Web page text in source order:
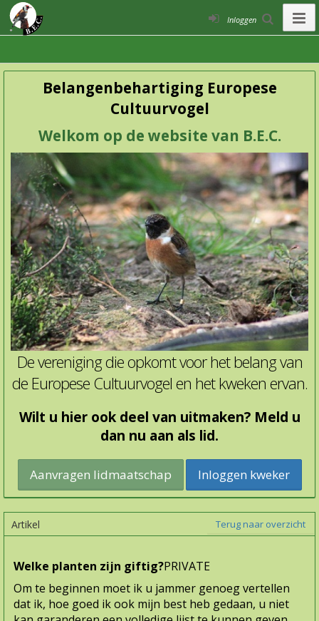
Inloggen
Belangenbehartiging Europese
Cultuurvogel
Welkom op de website van B.E.C.
De vereniging die opkomt voor het belang van
de Europese Cultuurvogel en het kweken ervan.
Wilt u hier ook deel van uitmaken? Meld u
dan nu aan als lid.
Inloggen kweker
Terug naar overzicht
Artikel
Welke planten zijn giftig?PRIVATE
Om te beginnen moet ik u jammer genoeg vertellen
dat ik, hoe goed ik ook mijn best heb gedaan, u niet